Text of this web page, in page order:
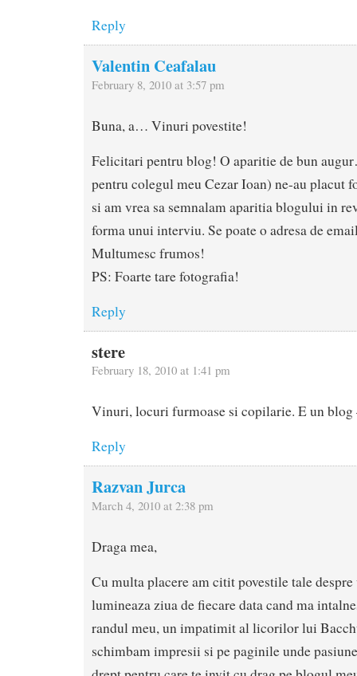
Reply
Valentin Ceafalau
February 8, 2010 at 3:57 pm
Buna, a… Vinuri povestite!
Felicitari pentru blog! O aparitie de bun
pentru colegul meu Cezar Ioan) ne-au placut
si am vrea sa semnalam aparitia blogului in
forma unui interviu. Se poate o adresa de
Multumesc frumos!
PS: Foarte tare fotografia!
Reply
stere
February 18, 2010 at 1:41 pm
Vinuri, locuri furmoase si copilarie. E un
Reply
Razvan Jurca
March 4, 2010 at 2:38 pm
Draga mea,
Cu multa placere am citit povestile tale
lumineaza ziua de fiecare data cand ma
randul meu, un impatimit al licorilor lui
schimbam impresii si pe paginile unde